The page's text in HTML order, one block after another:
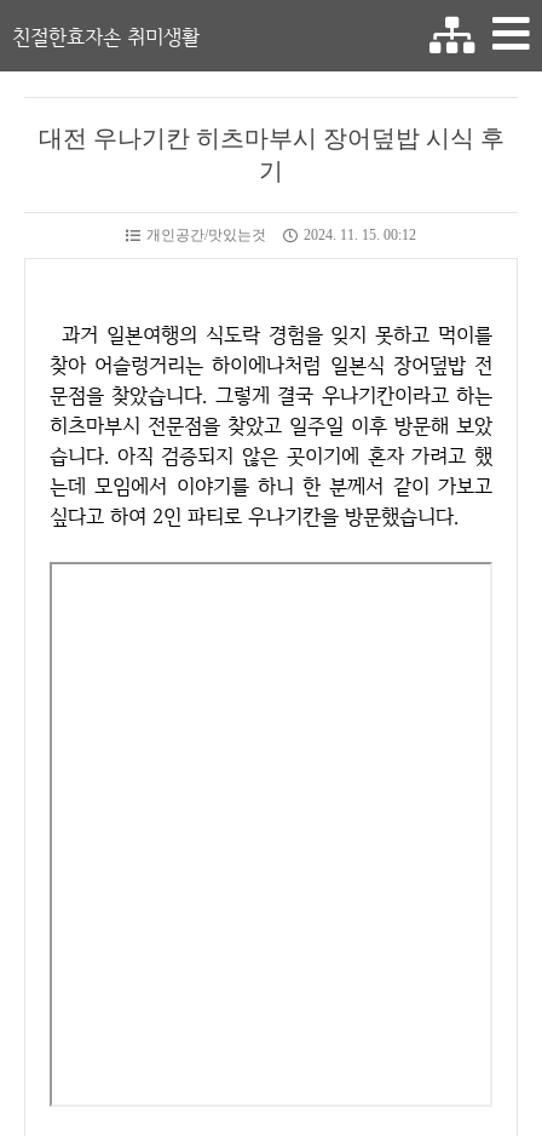
친절한효자손 취미생활
대전 우나기칸 히츠마부시 장어덮밥 시식 후
기
개인공간/맛있는것 2024. 11. 15. 00:12
과거 일본여행의 식도락 경험을 잊지 못하고 먹이를
찾아 어슬렁거리는 하이에나처럼 일본식 장어덮밥 전
문점을 찾았습니다. 그렇게 결국 우나기칸이라고 하는
히츠마부시 전문점을 찾았고 일주일 이후 방문해 보았
습니다. 아직 검증되지 않은 곳이기에 혼자 가려고 했
는데 모임에서 이야기를 하니 한 분께서 같이 가보고
싶다고 하여 2인 파티로 우나기칸을 방문했습니다.